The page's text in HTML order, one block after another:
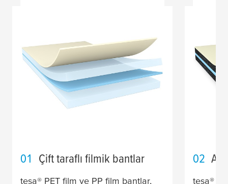
01 Çift taraflı filmik bantlar
tesa® PET film ve PP film bantlar,
02
tesa®